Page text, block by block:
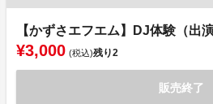
【かずさエフエム】DJ体験（出
¥3,000 (税込)残り2
販売終了